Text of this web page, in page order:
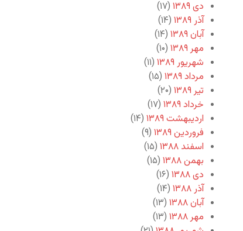
دی ۱۳۸۹
(۱۷)
آذر ۱۳۸۹
(۱۴)
آبان ۱۳۸۹
(۱۴)
مهر ۱۳۸۹
(۱۰)
شهریور ۱۳۸۹
(۱۱)
مرداد ۱۳۸۹
(۱۵)
تیر ۱۳۸۹
(۲۰)
خرداد ۱۳۸۹
(۱۷)
اردیبهشت ۱۳۸۹
(۱۴)
فروردین ۱۳۸۹
(۹)
اسفند ۱۳۸۸
(۱۵)
بهمن ۱۳۸۸
(۱۵)
دی ۱۳۸۸
(۱۶)
آذر ۱۳۸۸
(۱۴)
آبان ۱۳۸۸
(۱۳)
مهر ۱۳۸۸
(۱۳)